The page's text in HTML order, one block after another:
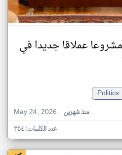
عملاقا جديدا في
Politics
May 24, 2026
منذ شهرين
عدد الكلمات: ٢٥٤